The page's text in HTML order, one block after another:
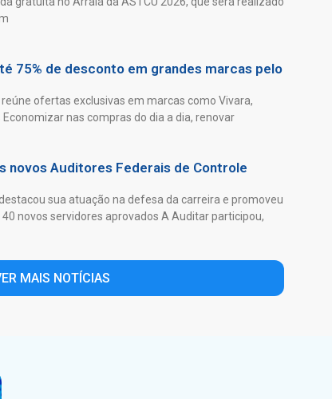
75% de desconto em grandes marcas pelo
ofertas exclusivas em marcas como Vivara,
nas compras do dia a dia, renovar
novos Auditores Federais de Controle
sua atuação na defesa da carreira e promoveu
novos servidores aprovados A Auditar participou,
MAIS NOTÍCIAS